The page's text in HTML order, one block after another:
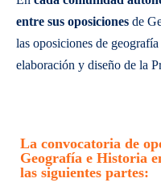
entre sus oposiciones de
las oposiciones de
elaboración y diseño de la
La convocatoria de
Geografía e Historia
las siguientes partes: